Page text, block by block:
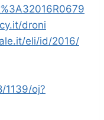
droni
eli/id/2016/
1139/oj?